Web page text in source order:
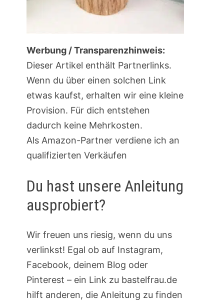
Werbung / Transparenzhinweis:
Dieser Artikel enthält Partnerlinks.
Wenn du über einen solchen Link
etwas kaufst, erhalten wir eine kleine
Provision. Für dich entstehen
dadurch keine Mehrkosten.
Als Amazon-Partner verdiene ich an
qualifizierten Verkäufen
Du hast unsere Anleitung
ausprobiert?
Wir freuen uns riesig, wenn du uns
verlinkst! Egal ob auf Instagram,
Facebook, deinem Blog oder
Pinterest – ein Link zu bastelfrau.de
hilft anderen, die Anleitung zu finden